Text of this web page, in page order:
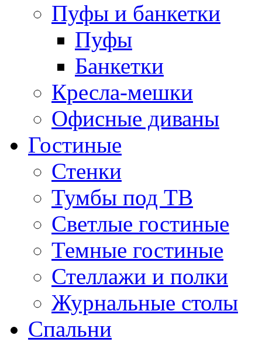
Пуфы и банкетки
Пуфы
Банкетки
Кресла-мешки
Офисные диваны
Гостиные
Стенки
Тумбы под ТВ
Светлые гостиные
Темные гостиные
Стеллажи и полки
Журнальные столы
Спальни